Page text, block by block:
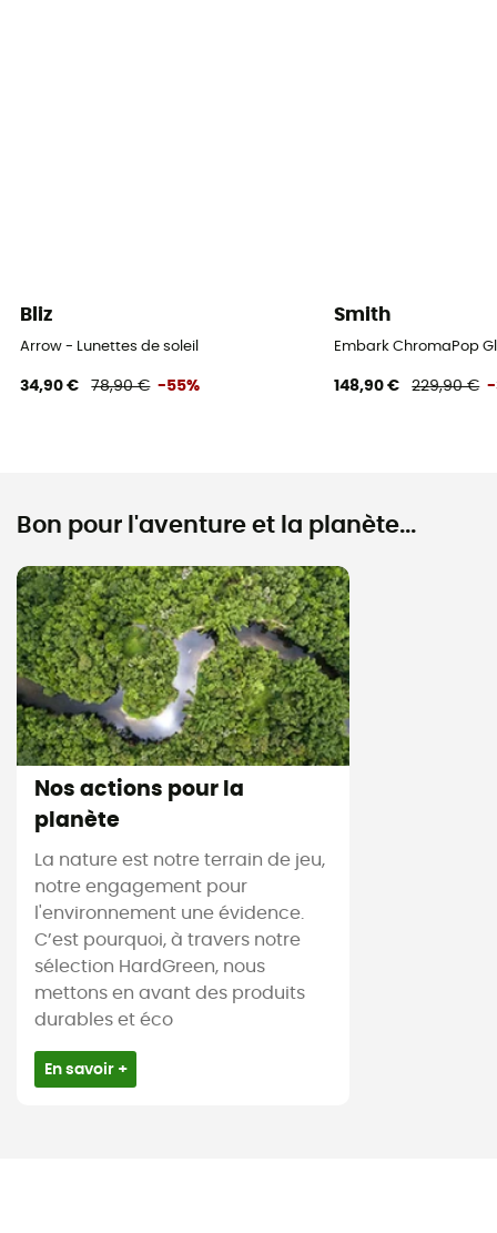
Bliz
Arrow - Lunettes de soleil
34,90 € 78,90 € -55%
Smith
Embark ChromaPop
148,90 € 229,90 € -
Bon pour l'aventure et la planète...
Nos actions pour la
planète
La nature est notre terrain de jeu,
notre engagement pour
l'environnement une évidence.
C’est pourquoi, à travers notre
sélection HardGreen, nous
mettons en avant des produits
durables et éco
En savoir +